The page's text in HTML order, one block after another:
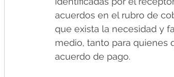
acuerdos en el rubro de
que exista la necesidad y
medio, tanto para quienes
acuerdo de pago.